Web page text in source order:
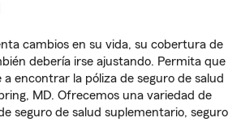
cambios en su vida, su cobertura de
debería irse ajustando. Permita que
encontrar la póliza de seguro de salud
MD. Ofrecemos una variedad de
seguro de salud suplementario, seguro